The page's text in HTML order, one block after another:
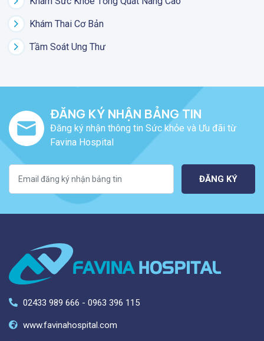
Khám Thai Cơ Bản
Tầm Soát Ung Thư
ĐĂNG KÝ NHẬN BẢNG TIN
Đăng ký nhận thông tin Sức khỏe và Ưu đãi từ
Favina Hospital
ĐĂNG KÝ
02433 989 666 - 0963 396 115
www.favinahospital.com